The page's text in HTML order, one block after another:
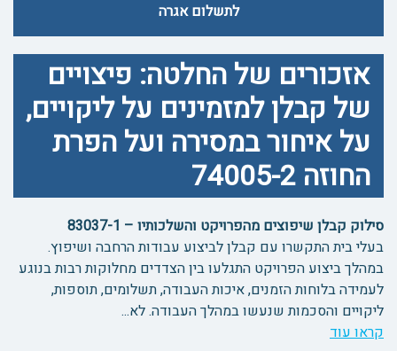
לתשלום אגרה
אזכורים של החלטה: פיצויים
של קבלן למזמינים על ליקויים,
על איחור במסירה ועל הפרת
החוזה 74005-2
סילוק קבלן שיפוצים מהפרויקט והשלכותיו – 83037-1
בעלי בית התקשרו עם קבלן לביצוע עבודות הרחבה ושיפוץ.
במהלך ביצוע הפרויקט התגלעו בין הצדדים מחלוקות רבות בנוגע
לעמידה בלוחות הזמנים, איכות העבודה, תשלומים, תוספות,
ליקויים והסכמות שנעשו במהלך העבודה. לא...
קראו עוד